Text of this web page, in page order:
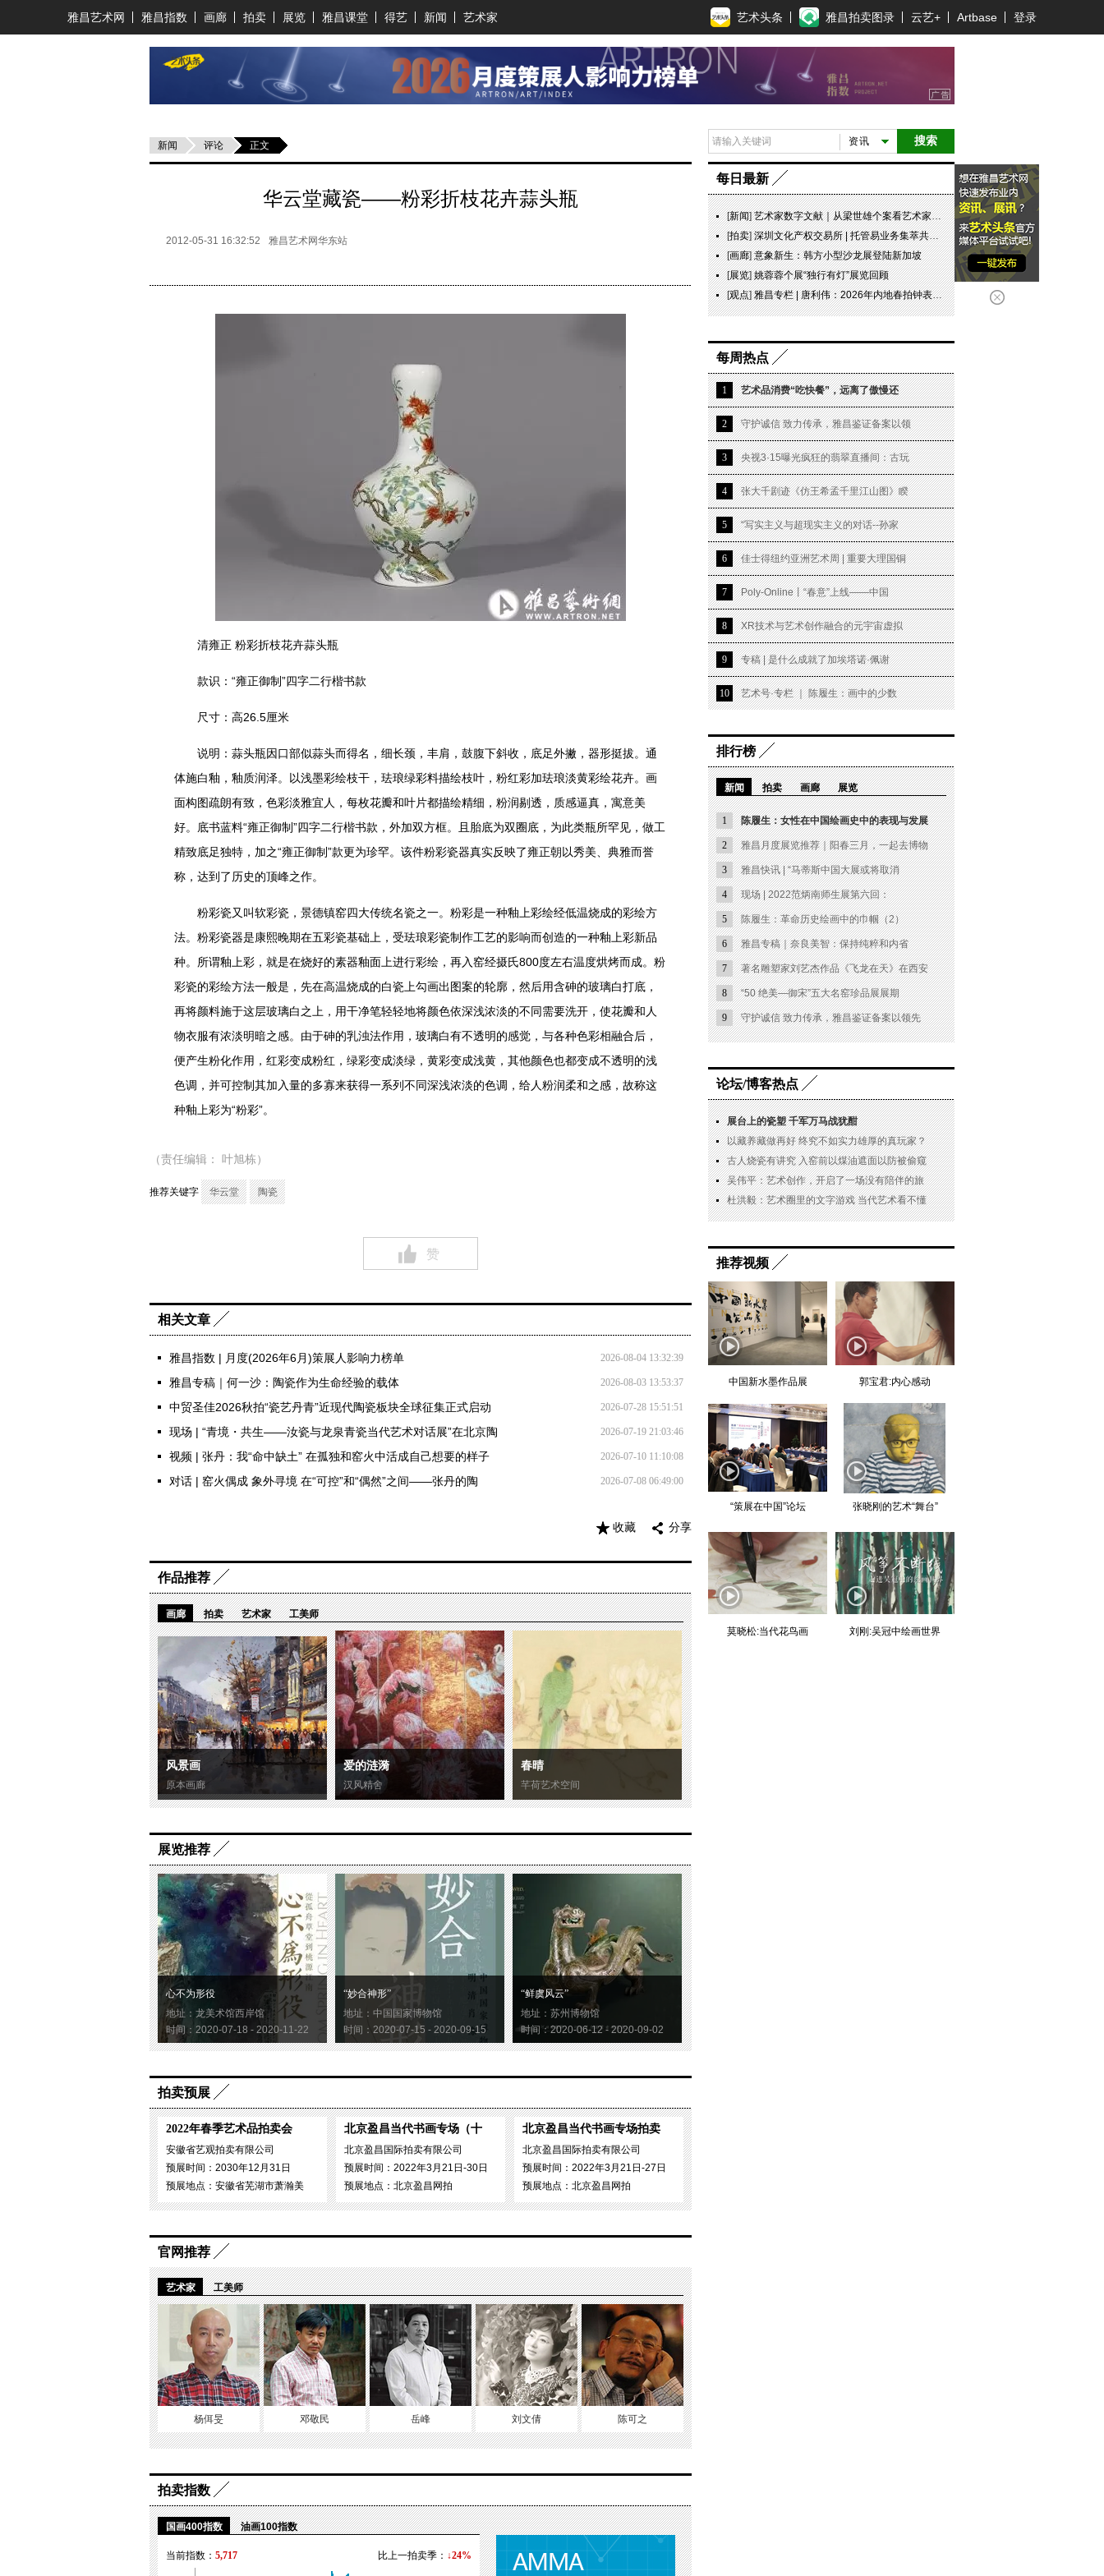
雅昌艺术网 雅昌指数 画廊 拍卖 展览 雅昌课堂 得艺 新闻 艺术家 艺术头条 雅昌拍卖图录 云艺+ Artbase 登录
新闻 评论 正文
华云堂藏瓷——粉彩折枝花卉蒜头瓶
2012-05-31 16:32:52 雅昌艺术网华东站
清雍正 粉彩折枝花卉蒜头瓶
款识：“雍正御制”四字二行楷书款
尺寸：高26.5厘米
说明：蒜头瓶因口部似蒜头而得名，细长颈，丰肩，鼓腹下斜收，底足外撇，器形挺拔。通
体施白釉，釉质润泽。以浅墨彩绘枝干，珐琅绿彩料描绘枝叶，粉红彩加珐琅淡黄彩绘花卉。画
面构图疏朗有致，色彩淡雅宜人，每枚花瓣和叶片都描绘精细，粉润剔透，质感逼真，寓意美
好。底书蓝料“雍正御制”四字二行楷书款，外加双方框。且胎底为双圈底，为此类瓶所罕见，做工
精致底足独特，加之“雍正御制”款更为珍罕。该件粉彩瓷器真实反映了雍正朝以秀美、典雅而誉
称，达到了历史的顶峰之作。
粉彩瓷又叫软彩瓷，景德镇窑四大传统名瓷之一。粉彩是一种釉上彩绘经低温烧成的彩绘方
法。粉彩瓷器是康熙晚期在五彩瓷基础上，受珐琅彩瓷制作工艺的影响而创造的一种釉上彩新品
种。所谓釉上彩，就是在烧好的素器釉面上进行彩绘，再入窑经摄氏800度左右温度烘烤而成。粉
彩瓷的彩绘方法一般是，先在高温烧成的白瓷上勾画出图案的轮廓，然后用含砷的玻璃白打底，
再将颜料施于这层玻璃白之上，用干净笔轻轻地将颜色依深浅浓淡的不同需要洗开，使花瓣和人
物衣服有浓淡明暗之感。由于砷的乳浊法作用，玻璃白有不透明的感觉，与各种色彩相融合后，
便产生粉化作用，红彩变成粉红，绿彩变成淡绿，黄彩变成浅黄，其他颜色也都变成不透明的浅
色调，并可控制其加入量的多寡来获得一系列不同深浅浓淡的色调，给人粉润柔和之感，故称这
种釉上彩为“粉彩”。
（责任编辑： 叶旭栋）
推荐关键字 华云堂 陶瓷
赞
相关文章
2026-08-04 13:32:39
雅昌指数 | 月度(2026年6月)策展人影响力榜单
2026-08-03 13:53:37
雅昌专稿｜何一沙：陶瓷作为生命经验的载体
2026-07-28 15:51:51
中贸圣佳2026秋拍“瓷艺丹青”近现代陶瓷板块全球征集正式启动
2026-07-19 21:03:46
现场 | “青境・共生——汝瓷与龙泉青瓷当代艺术对话展”在北京陶
2026-07-10 11:10:08
视频 | 张丹：我“命中缺土” 在孤独和窑火中活成自己想要的样子
2026-07-08 06:49:00
对话 | 窑火偶成 象外寻境 在“可控”和“偶然”之间——张丹的陶
分享
收藏
作品推荐
画廊 拍卖 艺术家 工美师
风景画
原本画廊
爱的涟漪
汉风精舍
春晴
芊荷艺术空间
展览推荐
心不为形役
地址：龙美术馆西岸馆
时间：2020-07-18 - 2020-11-22
“妙合神形”
地址：中国国家博物馆
时间：2020-07-15 - 2020-09-15
“鲜虞风云”
地址：苏州博物馆
时间：2020-06-12 - 2020-09-02
拍卖预展
2022年春季艺术品拍卖会
安徽省艺观拍卖有限公司
预展时间：2030年12月31日
预展地点：安徽省芜湖市萧瀚美
北京盈昌当代书画专场（十
北京盈昌国际拍卖有限公司
预展时间：2022年3月21日-30日
预展地点：北京盈昌网拍
北京盈昌当代书画专场拍卖
北京盈昌国际拍卖有限公司
预展时间：2022年3月21日-27日
预展地点：北京盈昌网拍
官网推荐
艺术家 工美师
杨佴旻 邓敬民 岳峰 刘文倩 陈可之
拍卖指数
国画400指数 油画100指数
比上一拍卖季： ↓24%
当前指数： 5,717
搜索
资讯
每日最新
[新闻]艺术家数字文献｜从梁世雄个案看艺术家艺术数字文献的重要性和紧迫性
[拍卖]深圳文化产权交易所 | 托管易业务集萃共赏 吉光瓷影
[画廊]意象新生：韩方小型沙龙展登陆新加坡
[展览]姚蓉蓉个展“独行有灯”展览回顾
[观点]雅昌专栏 | 唐利伟：2026年内地春拍钟表市场观察 赛道重构、圈层分化与收藏逻辑迭代
每周热点
1 艺术品消费“吃快餐”，远离了傲慢还
2 守护诚信 致力传承，雅昌鉴证备案以领
3 央视3·15曝光疯狂的翡翠直播间：古玩
4 张大千剧迹《仿王希孟千里江山图》睽
5 “写实主义与超现实主义的对话--孙家
6 佳士得纽约亚洲艺术周 | 重要大理国铜
7 Poly-Online丨“春意”上线——中国
8 XR技术与艺术创作融合的元宇宙虚拟
9 专稿 | 是什么成就了加埃塔诺·佩谢
10 艺术号·专栏 ｜ 陈履生：画中的少数
排行榜
新闻 拍卖 画廊 展览
1 陈履生：女性在中国绘画史中的表现与发展
2 雅昌月度展览推荐｜阳春三月，一起去博物
3 雅昌快讯 | “马蒂斯中国大展或将取消
4 现场 | 2022范炳南师生展第六回：
5 陈履生：革命历史绘画中的巾帼（2）
6 雅昌专稿｜奈良美智：保持纯粹和内省
7 著名雕塑家刘艺杰作品《飞龙在天》在西安
8 “50 绝美—御宋”五大名窑珍品展展期
9 守护诚信 致力传承，雅昌鉴证备案以领先
论坛/博客热点
展台上的瓷塑 千军万马战犹酣
以藏养藏做再好 终究不如实力雄厚的真玩家？
古人烧瓷有讲究 入窑前以煤油遮面以防被偷窥
吴伟平：艺术创作，开启了一场没有陪伴的旅
杜洪毅：艺术圈里的文字游戏 当代艺术看不懂
推荐视频
中国新水墨作品展 郭宝君:内心感动
“策展在中国”论坛 张晓刚的艺术“舞台”
莫晓松:当代花鸟画 刘刚:吴冠中绘画世界